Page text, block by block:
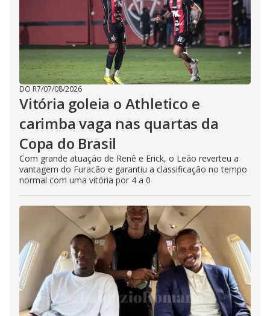
DO R7/07/08/2026
Vitória goleia o Athletico e
carimba vaga nas quartas da
Copa do Brasil
Com grande atuação de Renê e Erick, o Leão reverteu a
vantagem do Furacão e garantiu a classificação no tempo
normal com uma vitória por 4 a 0